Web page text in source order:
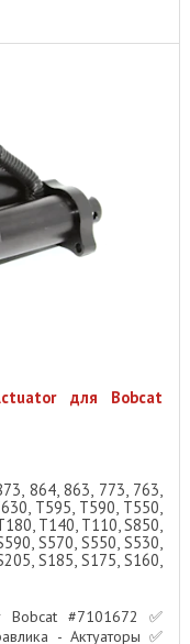
для Bobcat
864, 863, 773, 763,
T595, T590, T550,
T140, T110, S850,
S570, S550, S530,
S185, S175, S160,
Bobcat #7101672 ✅
- Актуаторы ✅